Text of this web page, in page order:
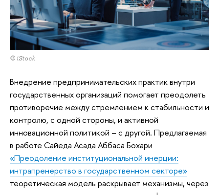
© iStock
Внедрение предпринимательских практик внутри
государственных организаций помогает преодолеть
противоречие между стремлением к стабильности и
контролю, с одной стороны, и активной
инновационной политикой – с другой. Предлагаемая
в работе Сайеда Асада Аббаса Бохари
«Преодоление институциональной инерции:
интрапренерство в государственном секторе»
теоретическая модель раскрывает механизмы, через